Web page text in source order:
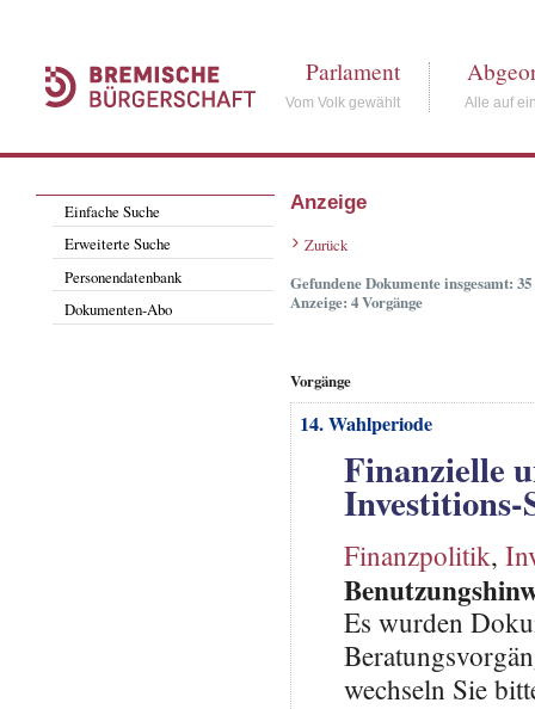
Parlament
Vom Volk gewählt Alle auf
Einfache Suche
Erweiterte Suche
Personendatenbank
Dokumenten-Abo
Anzeige
Zurück
Gefundene Dokumente insgesamt: 35
Anzeige: 4 Vorgänge
Vorgänge
14. Wahlperiode
Finanzielle
Finanzpolitik,
Es wurden
wechseln Sie